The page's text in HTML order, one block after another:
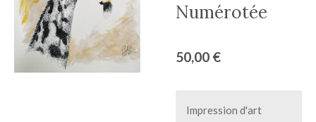
Numérotée
50,00 €
Impression d'art